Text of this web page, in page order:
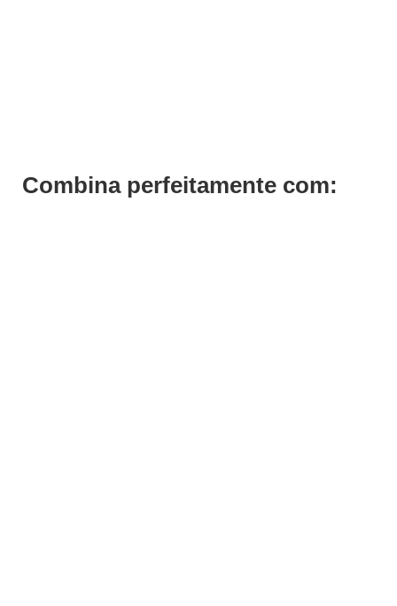
Combina perfeitamente com: